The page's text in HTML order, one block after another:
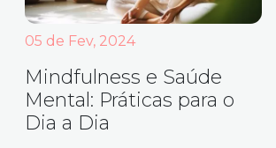
05 de Fev, 2024
Mindfulness e Saúde
Mental: Práticas para o
Dia a Dia